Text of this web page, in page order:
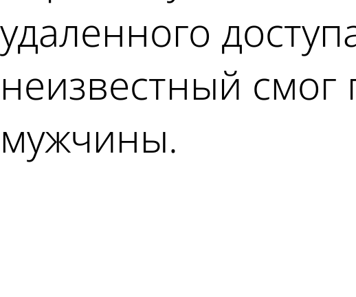
удаленного
неизвестный
мужчины.